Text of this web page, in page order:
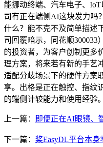
能挪动终端、汽车电子、
司有正在端侧AI这块发力吗
什么？能不克不及简单描述
司回覆暗示，同花顺300033
的投资者，为客户创制更多
理方案，将来若有新的手艺
适配分歧场景下的硬件方案
享。出格是正在触控、指纹
的端侧计较能力和使用经验。
上一篇： 即便正在AI眼镜、
下一篇： 桨EasyDL平台本身